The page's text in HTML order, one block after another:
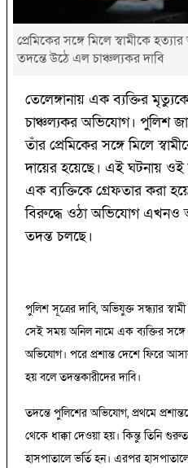
প্রেমিকের সঙ্গে মিলে স্বামীকে
তদন্তে উঠে এল চাঞ্চল্যকর দাবি
তেলেঙ্গানায় এক ব্যক্তির
চাঞ্চল্যকর অভিযোগ। পুলিশ
তাঁর প্রেমিকের সঙ্গে মিলে
দায়ের হয়েছে। এই ঘটনায় ওই
এক ব্যক্তিকে গ্রেফতার করা
বিরুদ্ধে ওঠা অভিযোগ এখনও
তদন্ত চলছে।
পুলিশ সূত্রের দাবি, অভিযুক্ত সন্ধ্যার
সেই সময় অনিল নামে এক ব্যক্তির সঙ্গে
অভিযোগ। পরে প্রশান্ত দেশে ফিরে
হয় বলে তদন্তকারীদের দাবি।
তদন্তে পুলিশের অভিযোগ, প্রথমে
থেকে ধাক্কা দেওয়া হয়। কিন্তু তিনি
হাসপাতালে ভর্তি হন। এরপর